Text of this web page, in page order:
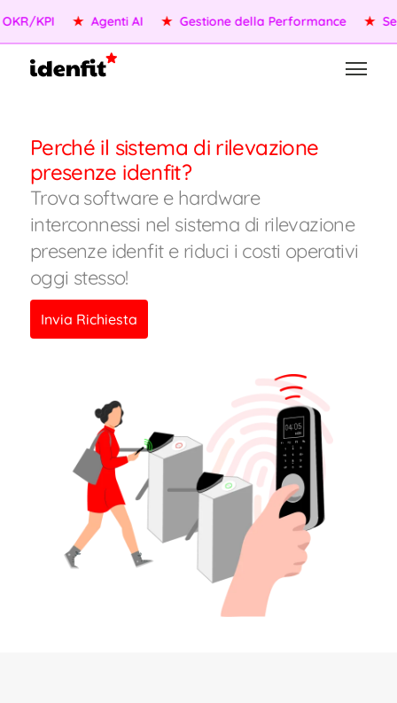
KPI ★ Agenti AI ★ Gestione della Performance ★
Perché il sistema di rilevazione
presenze idenfit?
Trova software e hardware
interconnessi nel sistema di rilevazione
presenze idenfit e riduci i costi operativi
oggi stesso!
Invia Richiesta